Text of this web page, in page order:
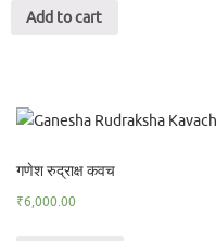
Add to cart
गणेश रुद्राक्ष कवच
₹6,000.00